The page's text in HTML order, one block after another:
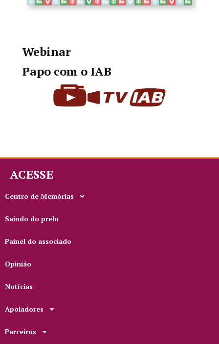
Webinar
Papo com o IAB
ACESSE
Centro de Memórias
Saindo do prelo
Painel do associado
Opinião
Notícias
Apoiadores
Parceiros